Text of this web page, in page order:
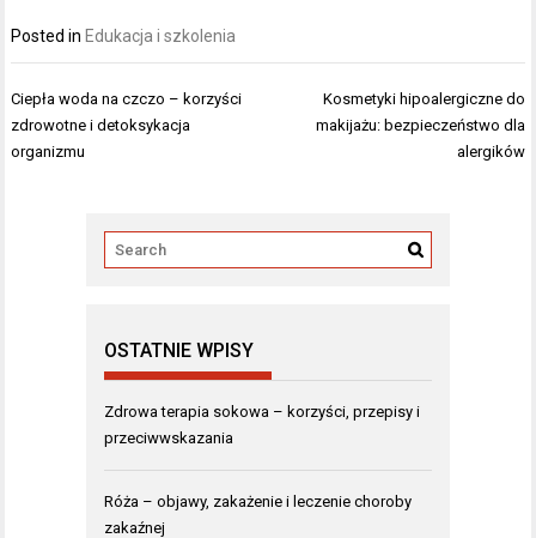
Posted in Edukacja i szkolenia
Nawigacja
wpisu
Ciepła woda na czczo – korzyści
zdrowotne i detoksykacja
organizmu
Kosmetyki hipoalergiczne do
makijażu: bezpieczeństwo dla
alergików
OSTATNIE WPISY
Zdrowa terapia sokowa – korzyści, przepisy i
przeciwwskazania
Róża – objawy, zakażenie i leczenie choroby
zakaźnej